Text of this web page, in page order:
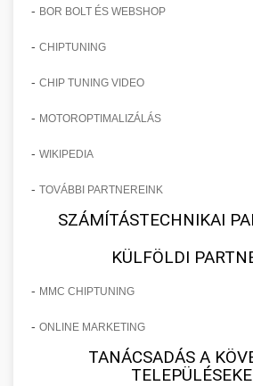
- BOR BOLT ÉS WEBSHOP
- CHIPTUNING
- CHIP TUNING VIDEO
- MOTOROPTIMALIZÁLÁS
- WIKIPEDIA
- TOVÁBBI PARTNEREINK
SZÁMÍTÁSTECHNIKAI
KÜLFÖLDI
- MMC CHIPTUNING
- ONLINE MARKETING
TANÁCSADÁS A